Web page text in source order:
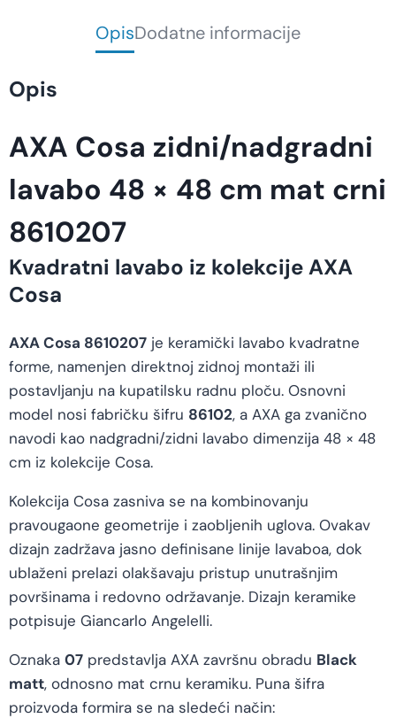
OpisDodatne informacije
Opis
AXA Cosa zidni/nadgradni
lavabo 48 × 48 cm mat crni
8610207
Kvadratni lavabo iz kolekcije AXA
Cosa
AXA Cosa 8610207 je keramički lavabo kvadratne
forme, namenjen direktnoj zidnoj montaži ili
postavljanju na kupatilsku radnu ploču. Osnovni
model nosi fabričku šifru 86102, a AXA ga zvanično
navodi kao nadgradni/zidni lavabo dimenzija 48 × 48
cm iz kolekcije Cosa.
Kolekcija Cosa zasniva se na kombinovanju
pravougaone geometrije i zaobljenih uglova. Ovakav
dizajn zadržava jasno definisane linije lavaboa, dok
ublaženi prelazi olakšavaju pristup unutrašnjim
površinama i redovno održavanje. Dizajn keramike
potpisuje Giancarlo Angelelli.
Oznaka 07 predstavlja AXA završnu obradu Black
matt, odnosno mat crnu keramiku. Puna šifra
proizvoda formira se na sledeći način: